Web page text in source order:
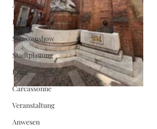
Antike Zeit
Land
Strassenshow
Stadtplanung
Krieg
Carcassonne
Veranstaltung
Anwesen